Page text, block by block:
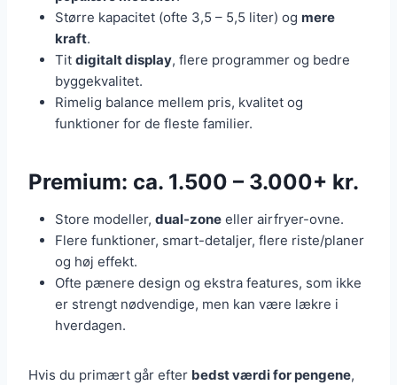
Større kapacitet (ofte 3,5 – 5,5 liter) og mere
kraft.
Tit digitalt display, flere programmer og bedre
byggekvalitet.
Rimelig balance mellem pris, kvalitet og
funktioner for de fleste familier.
Premium: ca. 1.500 – 3.000+ kr.
Store modeller, dual-zone eller airfryer-ovne.
Flere funktioner, smart-detaljer, flere riste/planer
og høj effekt.
Ofte pænere design og ekstra features, som ikke
er strengt nødvendige, men kan være lækre i
hverdagen.
Hvis du primært går efter bedst værdi for pengene,